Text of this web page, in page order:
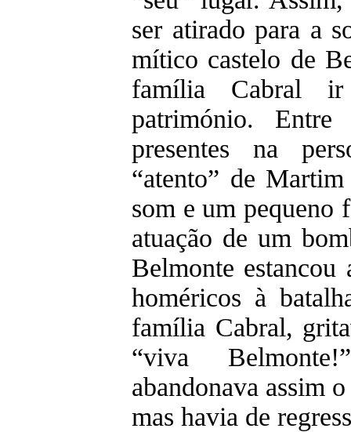
ser atirado para a
mítico castelo de
família Cabral
património.
presentes na
“atento” de
som e um pequeno
atuação de um
Belmonte estancou
homéricos à
família Cabral,
“viva
abandonava assim
mas havia de